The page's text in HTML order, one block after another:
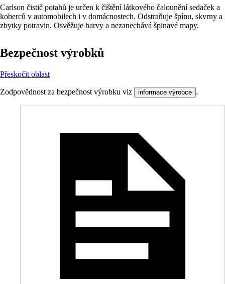
Carlson čistič potahů je určen k čištění látkového čalounění sedaček a
koberců v automobilech i v domácnostech. Odstraňuje špínu, skvrny a
zbytky potravin. Osvěžuje barvy a nezanechává špinavé mapy.
Bezpečnost výrobků
Přeskočit oblast
Zodpovědnost za bezpečnost výrobku viz informace výrobce .